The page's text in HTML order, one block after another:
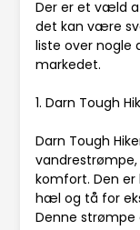
Der er et væld
det kan være
liste over nogle
markedet.
1. Darn Tough
Darn Tough
komfort. Den
hæl og tå for
Denne strømpe